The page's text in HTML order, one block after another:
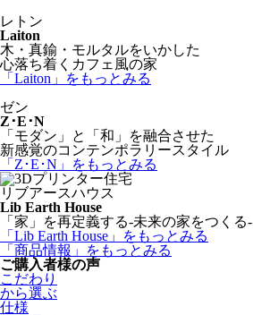
レトン
Laiton
木・真鍮・モルタルをいかした
心落ち着くカフェ風の家
「Laiton」
をもっとみる
ゼン
Z･E･N
「モダン」と「和」を融合させた
新感覚のコンテンポラリースタイル
「Z･E･N」
をもっとみる
リブアースハウス
Lib Earth House
「家」を再定義する-未来の家をつくる-
「Lib Earth House」
をもっとみる
「商品情報」
をもっとみる
ご購入者様の声
こだわり
から選ぶ
仕様